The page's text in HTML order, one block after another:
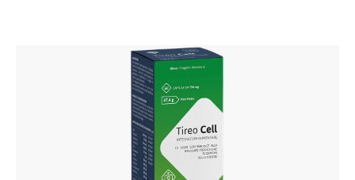
Salta la galleria di immagini